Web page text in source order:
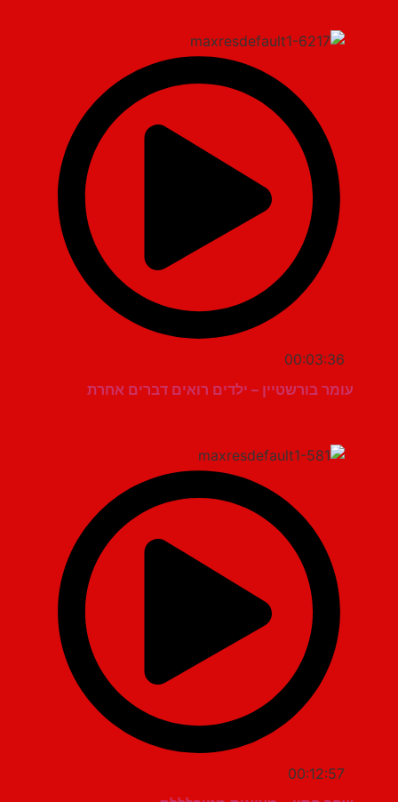
00:03:36
עומר בורשטיין – ילדים רואים דברים אחרת
00:12:57